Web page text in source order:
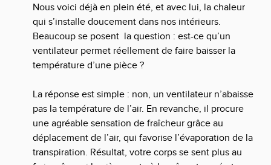
Nous voici déjà en plein été, et avec lui, la chaleur
qui s’installe doucement dans nos intérieurs.
Beaucoup se posent la question : est-ce qu’un
ventilateur permet réellement de faire baisser la
température d’une pièce ?
La réponse est simple : non, un ventilateur n’abaisse
pas la température de l’air. En revanche, il procure
une agréable sensation de fraîcheur grâce au
déplacement de l’air, qui favorise l’évaporation de la
transpiration. Résultat, votre corps se sent plus au